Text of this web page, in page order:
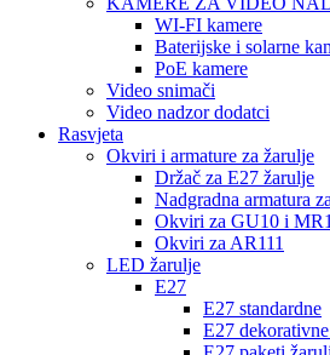
WI-FI kamere
Baterijske i solarne
PoE kamere
Video snimači
Video nadzor dodatci
Rasvjeta
Okviri i armature za žarulje
Držač za E27 žarulje
Nadgradna armatura
Okviri za GU10 i
Okviri za AR111
LED žarulje
E27
E27 standardne
E27